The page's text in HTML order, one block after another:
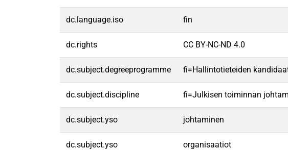
dc.language.iso fin
dc.rights CC BY-NC-ND 4.0
dc.subject.degreeprogramme fi=Hallintotieteiden
dc.subject.discipline fi=Julkisen toiminnan
dc.subject.yso johtaminen
dc.subject.yso organisaatiot